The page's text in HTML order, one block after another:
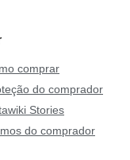
comprar
do comprador
Stories
do comprador